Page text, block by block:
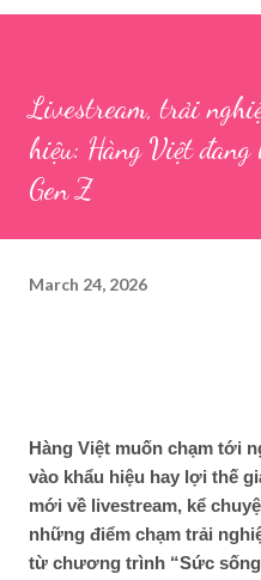
Livestream, trải
hiệu: Hàng Việt đang
Gen Z
March 24, 2026
Hàng Việt muốn chạm tới
vào khẩu hiệu hay lợi thế
mới về livestream, kể
những điểm chạm trải
từ chương trình “Sức